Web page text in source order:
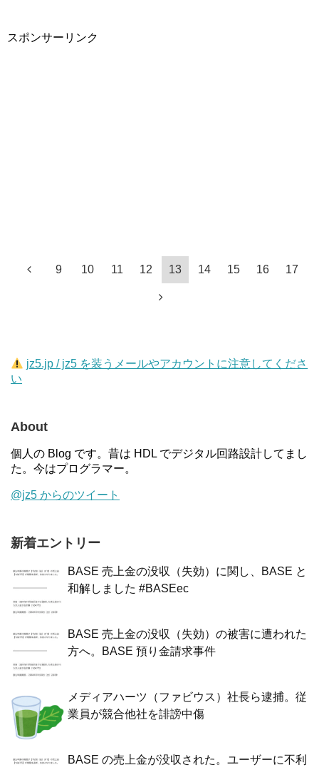
スポンサーリンク
9 10 11 12 13 14 15 16 17
jz5.jp / jz5 を装うメールやアカウントに注意してくださ
い
About
個人の Blog です。昔は HDL でデジタル回路設計してまし
た。今はプログラマー。
@jz5 からのツイート
新着エントリー
BASE 売上金の没収（失効）に関し、BASE と
和解しました #BASEec
BASE 売上金の没収（失効）の被害に遭われた
方へ。BASE 預り金請求事件
メディアハーツ（ファビウス）社長ら逮捕。従
業員が競合他社を誹謗中傷
BASE の売上金が没収された。ユーザーに不利